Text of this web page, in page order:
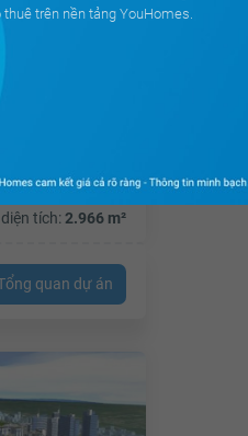
Nội
tích: 2.966 m²
quan dự án
thuê trên nền tảng YouHomes.